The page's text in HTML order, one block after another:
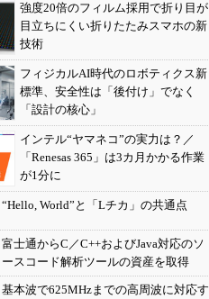
強度20倍のフィルム採用で折り目が
目立ちにくい折りたたみスマホの新
技術
フィジカルAI時代のロボティクス新
標準、安全性は「後付け」でなく
「設計の核心」
インテル“ヤマネコ”の実力は？／
「Renesas 365」は3カ月かかる作業
が1分に
“Hello, World”と「Lチカ」の共通点
富士通からC／C++およびJava対応のソ
ースコード解析ツールの資産を取得
基本波で625MHzまでの高周波に対応す